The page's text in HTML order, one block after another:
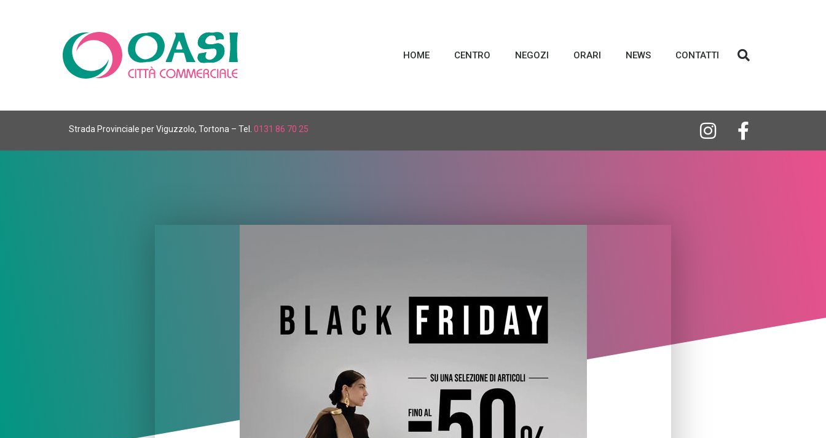
HOME CENTRO NEGOZI ORARI NEWS CONTATTI
Strada Provinciale per Viguzzolo, Tortona – Tel. 0131 86 70 25